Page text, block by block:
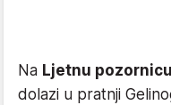
Na Ljetnu
dolazi u pratnji